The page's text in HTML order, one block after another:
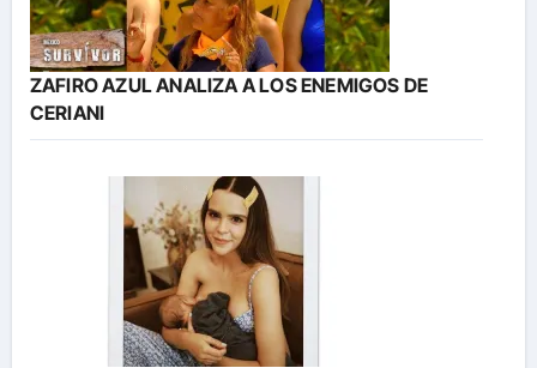
ZAFIRO AZUL ANALIZA A LOS ENEMIGOS DE
CERIANI